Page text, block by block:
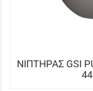
ΝΙΠΤΗΡΑΣ GSI